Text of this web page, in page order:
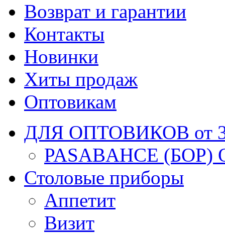
Возврат и гарантии
Контакты
Новинки
Хиты продаж
Оптовикам
ДЛЯ ОПТОВИКОВ от
PASABAHCE (БОР)
Столовые приборы
Аппетит
Визит